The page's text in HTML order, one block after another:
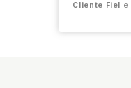
Cliente Fiel
e